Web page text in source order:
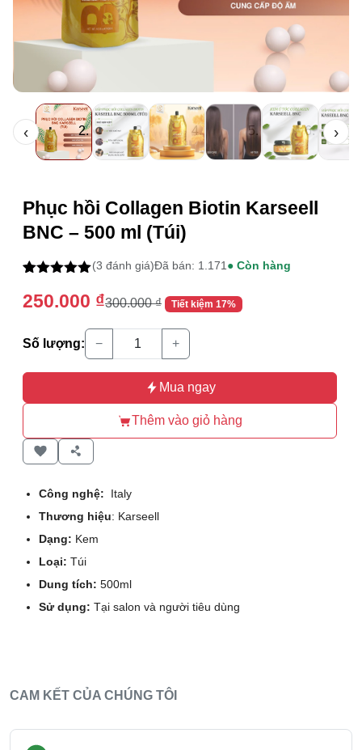
‹ ›
Thông tin mua hàng
Phục hồi Collagen Biotin Karseell
BNC – 500 ml (Túi)
dựa trên
đánh giá
(3 đánh giá)Đã bán: 1.171 ● Còn hàng
250.000 ₫300.000₫ Tiết kiệm 17%
Số lượng: − +
Mua ngay
Thêm vào giỏ hàng
Công nghệ: Italy
Thương hiệu: Karseell
Dạng: Kem
Loại: Túi
Dung tích: 500ml
Sử dụng: Tại salon và người tiêu dùng
CAM KẾT CỦA CHÚNG TÔI